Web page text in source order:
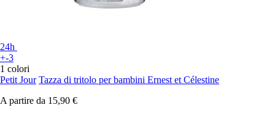
24h
+-3
1 colori
Petit Jour Tazza di tritolo per bambini Ernest et Célestine
A partire da 15,90 €